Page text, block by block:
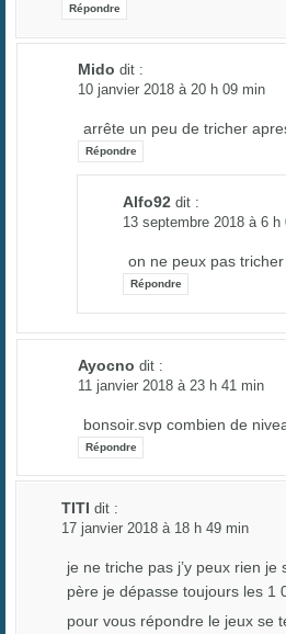
Répondre
Mido dit :
10 janvier 2018 à 20 h 09 min
arrête un peu de tricher
Répondre
Alfo92 dit :
13 septembre 2018 à 6 h
on ne peux pas
Répondre
Ayocno dit :
11 janvier 2018 à 23 h 41 min
bonsoir.svp combien de
Répondre
TITI dit :
17 janvier 2018 à 18 h 49 min
je ne triche pas j’y peux rien
père je dépasse toujours les 1
pour vous répondre le jeux se